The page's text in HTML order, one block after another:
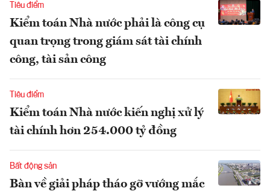
Tiêu điểm
Kiểm toán Nhà nước phải là công cụ
quan trọng trong giám sát tài chính
công, tài sản công
Tiêu điểm
Kiểm toán Nhà nước kiến nghị xử lý
tài chính hơn 254.000 tỷ đồng
Bất động sản
Bàn về giải pháp tháo gỡ vướng mắc